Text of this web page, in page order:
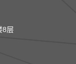
8层